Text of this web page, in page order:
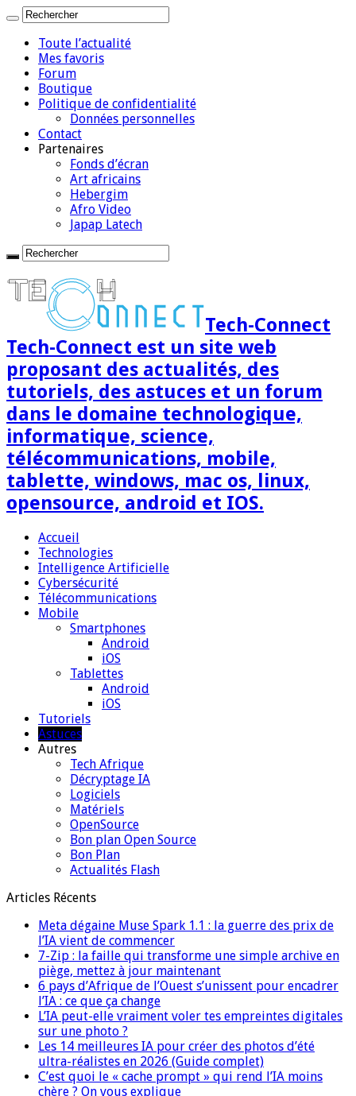
Toute l’actualité
Mes favoris
Forum
Boutique
Politique de confidentialité
Données personnelles
Contact
Partenaires
Fonds d’écran
Art africains
Hebergim
Afro Video
Japap Latech
Tech-Connect
Tech-Connect est un site web
proposant des actualités, des
tutoriels, des astuces et un forum
dans le domaine technologique,
informatique, science,
télécommunications, mobile,
tablette, windows, mac os, linux,
opensource, android et IOS.
Accueil
Technologies
Intelligence Artificielle
Cybersécurité
Télécommunications
Mobile
Smartphones
Android
iOS
Tablettes
Android
iOS
Tutoriels
Astuces
Autres
Tech Afrique
Décryptage IA
Logiciels
Matériels
OpenSource
Bon plan Open Source
Bon Plan
Actualités Flash
Articles Récents
Meta dégaine Muse Spark 1.1 : la guerre des prix de
l’IA vient de commencer
7-Zip : la faille qui transforme une simple archive en
piège, mettez à jour maintenant
6 pays d’Afrique de l’Ouest s’unissent pour encadrer
l’IA : ce que ça change
L’IA peut-elle vraiment voler tes empreintes digitales
sur une photo ?
Les 14 meilleures IA pour créer des photos d’été
ultra-réalistes en 2026 (Guide complet)
C’est quoi le « cache prompt » qui rend l’IA moins
chère ? On vous explique